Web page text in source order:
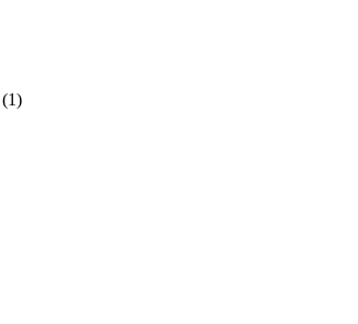
(1)